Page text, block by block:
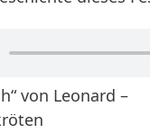
von Leonard –